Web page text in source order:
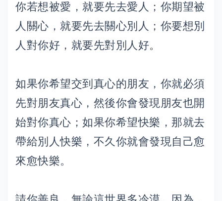
你若想被愛，就要先去愛人；你期望被
人關心，就要先去關心別人；你要想別
人對你好，就要先對別人好。
如果你希望交到真心的朋友，你就必須
先對朋友真心，然後你會發現朋友也開
始對你真心；如果你希望快樂，那就去
帶給別人快樂，不久你就會發現自己愈
來愈快樂。